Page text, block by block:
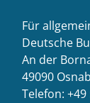
Für
Deutsche
An der
49090
Telefon: +49